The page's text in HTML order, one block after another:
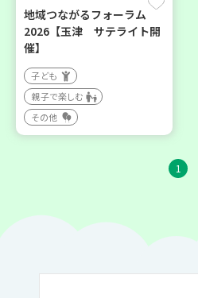
地域つながるフォーラム
2026【玉津 サテライト開
催】
子ども
親子で楽しむ
その他
1